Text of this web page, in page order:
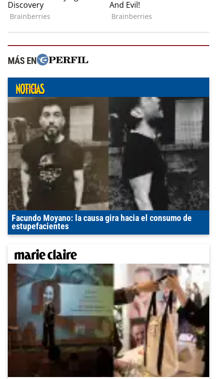
MÁS EN
Facundo Moyano: la causa gira hacia el consumo de
estupefacientes